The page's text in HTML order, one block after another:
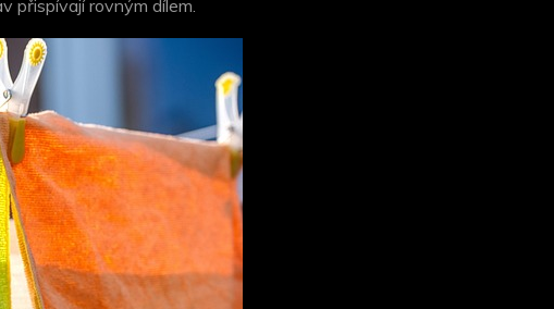
přispívají rovným dílem.